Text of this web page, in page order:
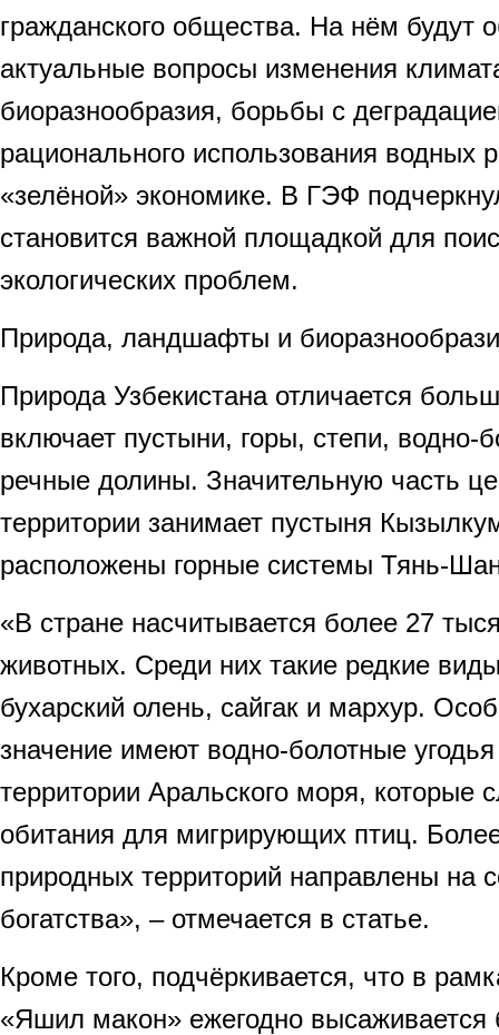
гражданского общества. На нём будут
актуальные вопросы изменения
биоразнообразия, борьбы с
рационального использования водных
«зелёной» экономике. В ГЭФ
становится важной площадкой для
экологических проблем.
Природа, ландшафты и
Природа Узбекистана отличается
включает пустыни, горы, степи, водно-
речные долины. Значительную часть
территории занимает пустыня
расположены горные системы Тянь-
«В стране насчитывается более 27
животных. Среди них такие редкие
бухарский олень, сайгак и мархур.
значение имеют водно-болотные
территории Аральского моря, которые
обитания для мигрирующих птиц.
природных территорий направлены на
богатства», – отмечается в статье.
Кроме того, подчёркивается, что в
«Яшил макон» ежегодно